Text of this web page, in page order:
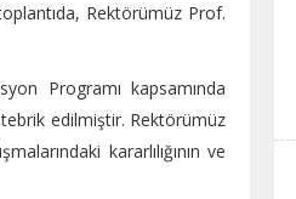
Rektörümüz Prof.
Programı kapsamında
edilmiştir. Rektörümüz
kararlılığının ve